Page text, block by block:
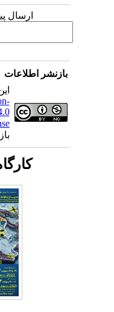
ارسال
بازنشر اطلاعات
4.0